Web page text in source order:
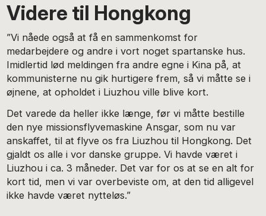
Videre til Hongkong
”Vi nåede også at få en sammenkomst for
medarbejdere og andre i vort noget spartanske hus.
Imidlertid lød meldingen fra andre egne i Kina på, at
kommunisterne nu gik hurtigere frem, så vi måtte se i
øjnene, at opholdet i Liuzhou ville blive kort.
Det varede da heller ikke længe, før vi måtte bestille
den nye missionsflyvemaskine Ansgar, som nu var
anskaffet, til at flyve os fra Liuzhou til Hongkong. Det
gjaldt os alle i vor danske gruppe. Vi havde været i
Liuzhou i ca. 3 måneder. Det var for os at se en alt for
kort tid, men vi var overbeviste om, at den tid alligevel
ikke havde været nytteløs.”